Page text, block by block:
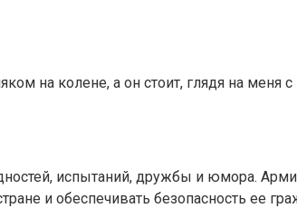
на колене, а он стоит, глядя на меня
испытаний, дружбы и юмора.
и обеспечивать безопасность ее